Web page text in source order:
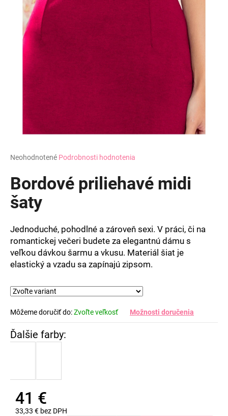
Priemerné
produktu
je
0,0
z
hviezdičiek.
Neohodnotené Podrobnosti hodnotenia
Bordové priliehavé midi
šaty
Jednoduché, pohodlné a zároveň sexi. V práci, či na
romantickej večeri budete za elegantnú dámu s
veľkou dávkou šarmu a vkusu. Materiál šiat je
elastický a vzadu sa zapínajú zipsom.
Môžeme doručiť do:Zvoľte veľkosť Možnosti doručenia
41 €
33,33 € bez DPH